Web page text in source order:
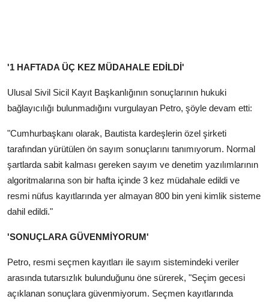
'1 HAFTADA ÜÇ KEZ MÜDAHALE EDİLDİ'
Ulusal Sivil Sicil Kayıt Başkanlığının sonuçlarının hukuki
bağlayıcılığı bulunmadığını vurgulayan Petro, şöyle devam etti:
"Cumhurbaşkanı olarak, Bautista kardeşlerin özel şirketi
tarafından yürütülen ön sayım sonuçlarını tanımıyorum. Normal
şartlarda sabit kalması gereken sayım ve denetim yazılımlarının
algoritmalarına son bir hafta içinde 3 kez müdahale edildi ve
resmi nüfus kayıtlarında yer almayan 800 bin yeni kimlik sisteme
dahil edildi."
'SONUÇLARA GÜVENMİYORUM'
Petro, resmi seçmen kayıtları ile sayım sistemindeki veriler
arasında tutarsızlık bulunduğunu öne sürerek, "Seçim gecesi
açıklanan sonuçlara güvenmiyorum. Seçmen kayıtlarında